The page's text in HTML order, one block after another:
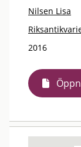
Nilsen Lisa
2016